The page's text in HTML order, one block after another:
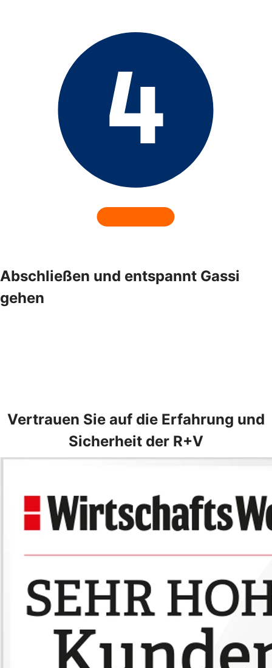
Abschließen und entspannt Gassi
gehen
Vertrauen Sie auf die Erfahrung und
Sicherheit der R+V